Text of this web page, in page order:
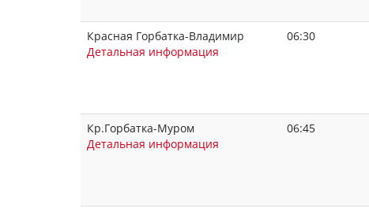
Красная Горбатка-Владимир
Детальная информация
06:30
Кр.Горбатка-Муром
Детальная информация
06:45